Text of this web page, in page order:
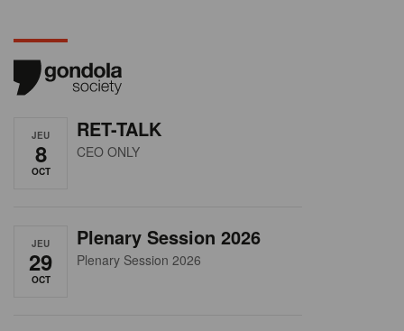
JEU
8
OCT
RET-TALK
CEO ONLY
JEU
29
OCT
Plenary Session 2026
Plenary Session 2026